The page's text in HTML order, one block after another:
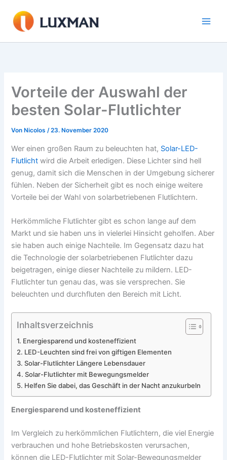
Inhalt
springen
Vorteile der Auswahl der
besten Solar-Flutlichter
Von Nicolos/23. November 2020
Wer einen großen Raum zu beleuchten hat, Solar-LED-
Flutlicht wird die Arbeit erledigen. Diese Lichter sind hell
genug, damit sich die Menschen in der Umgebung sicherer
fühlen. Neben der Sicherheit gibt es noch einige weitere
Vorteile bei der Wahl von solarbetriebenen Flutlichtern.
Herkömmliche Flutlichter gibt es schon lange auf dem
Markt und sie haben uns in vielerlei Hinsicht geholfen. Aber
sie haben auch einige Nachteile. Im Gegensatz dazu hat
die Technologie der solarbetriebenen Flutlichter dazu
beigetragen, einige dieser Nachteile zu mildern. LED-
Flutlichter tun genau das, was sie versprechen. Sie
beleuchten und durchfluten den Bereich mit Licht.
Inhaltsverzeichnis
Energiesparend und kosteneffizient
LED-Leuchten sind frei von giftigen Elementen
Solar-Flutlichter Längere Lebensdauer
Solar-Flutlichter mit Bewegungsmelder
Helfen Sie dabei, das Geschäft in der Nacht anzukurbeln
Energiesparend und kosteneffizient
Im Vergleich zu herkömmlichen Flutlichtern, die viel Energie
verbrauchen und hohe Betriebskosten verursachen,
können die LED-Flutlichter mit Solar-Bewegungsmelder